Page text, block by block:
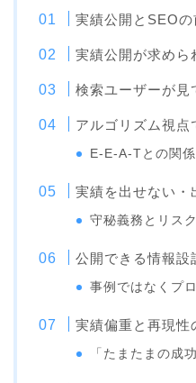
実績公開とSEOの
実績公開が求めら
検索ユーザーが見
アルゴリズム視点
E-E-A-Tとの関
実績を出せない・
守秘義務とリス
公開できる情報設
事例ではなくプ
実績偏重と再現性
「たまたまの成